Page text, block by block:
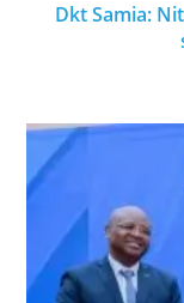
Dkt Samia: